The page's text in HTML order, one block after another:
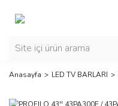
Anasayfa LED TV BARLARI